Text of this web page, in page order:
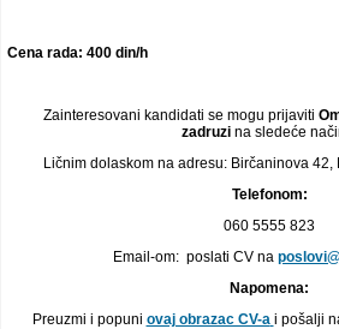
Cena rada: 400 din/h
Zainteresovani kandidati se mogu prijaviti
zadruzina sledeće
Ličnim dolaskom na adresu: Birčaninova 42,
Telefonom:
060 5555 823
Email-om: poslati CV na
Napomena:
Preuzmi i popuni ovaj obrazac CV-a i pošalji